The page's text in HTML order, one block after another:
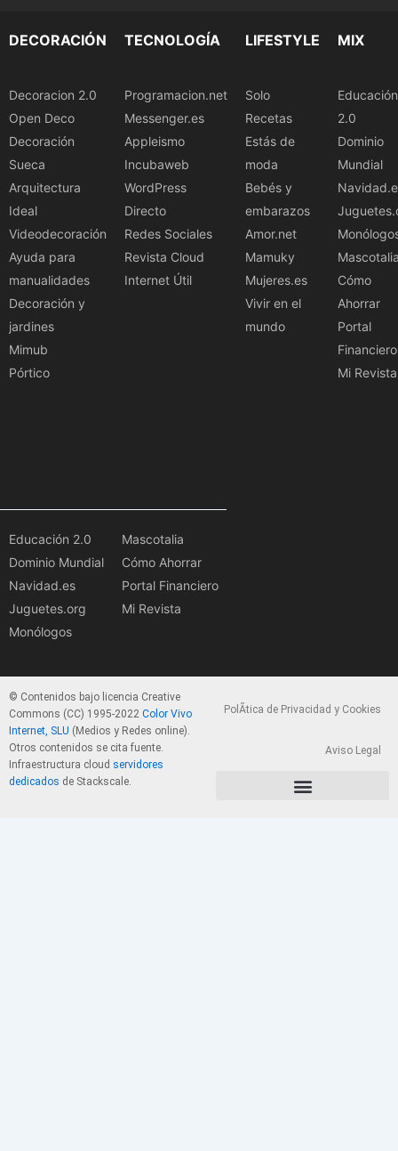
DECORACIÓN
Decoracion 2.0
Open Deco
Decoración
Sueca
Arquitectura
Ideal
Videodecoración
Ayuda para
manualidades
Decoración y
jardines
Mimub
Pórtico
TECNOLOGÍA
Programacion.net
Messenger.es
Appleismo
Incubaweb
WordPress
Directo
Redes Sociales
Revista Cloud
Internet Útil
LIFESTYLE
Solo
Recetas
Estás de
moda
Bebés y
embarazos
Amor.net
Mamuky
Mujeres.es
Vivir en el
mundo
MIX
Educación
2.0
Dominio
Mundial
Cómo
Ahorrar
Portal
Financiero
Mi Revista
Educación 2.0
Dominio Mundial
Navidad.es
Juguetes.org
Monólogos
Mascotalia
Cómo Ahorrar
Portal Financiero
Mi Revista
© Contenidos bajo licencia Creative
Commons (CC) 1995-2022 Color Vivo
Internet, SLU (Medios y Redes online).
Otros contenidos se cita fuente.
Infraestructura cloud servidores
dedicados de Stackscale.
PolÃ­tica de Privacidad y Cookies
Aviso Legal